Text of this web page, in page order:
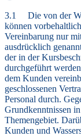
3.1 Die von der
können
Vereinbarung nur
ausdrücklich
der in der
durchgeführt
dem Kunden
geschlossenen
Personal durch.
Grundkenntnissen
Themengebiet.
Kunden und